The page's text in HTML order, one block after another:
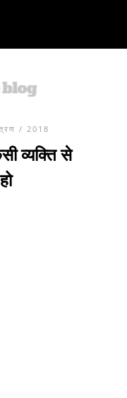
/ 2018
व्यक्ति से